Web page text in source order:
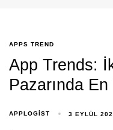
APPS TREND
App Trends:
Pazarında
APPLOGIST 3 EYLÜL